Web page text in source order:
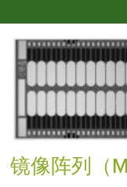
镜像阵列（